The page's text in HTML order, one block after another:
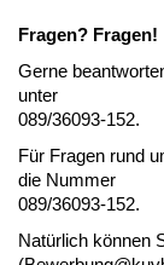
Fragen? Fragen!
Gerne
unter
089/36093-152.
Für Fragen rund
die Nummer
089/36093-152.
Natürlich können